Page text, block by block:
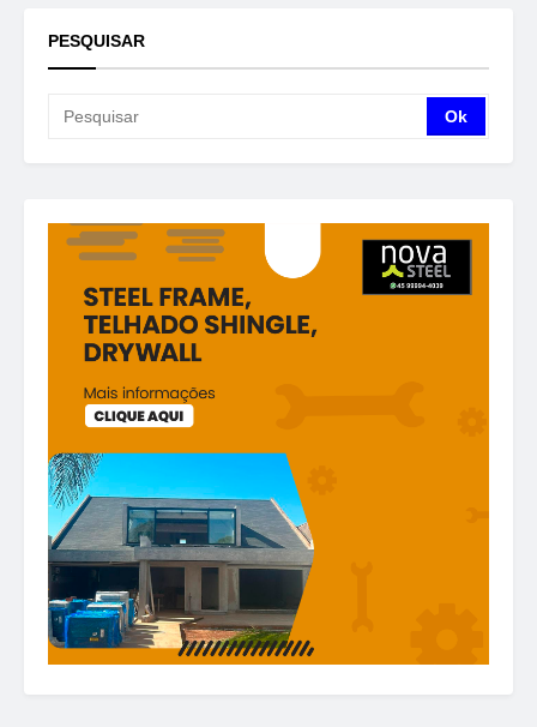
PESQUISAR